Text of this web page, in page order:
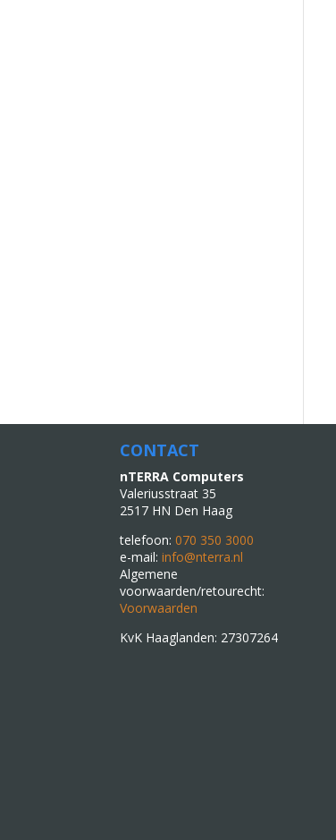
CONTACT
nTERRA Computers
Valeriusstraat 35
2517 HN Den Haag
telefoon:070 350 3000
e-mail:info@nterra.nl
Algemene
voorwaarden/retourecht:
Voorwaarden
KvK Haaglanden: 27307264